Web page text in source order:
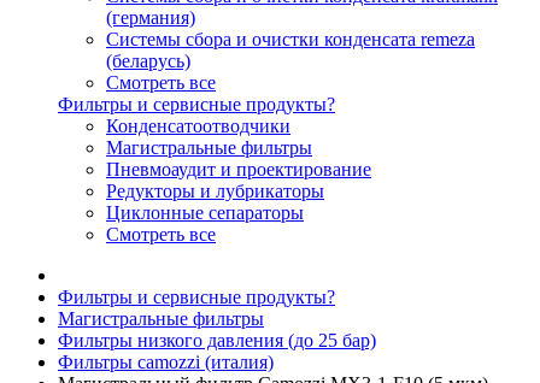
(германия)
Системы сбора и очистки конденсата remeza
(беларусь)
Смотреть все
Фильтры и сервисные продукты?
Конденсатоотводчики
Магистральные фильтры
Пневмоаудит и проектирование
Редукторы и лубрикаторы
Циклонные сепараторы
Смотреть все
Фильтры и сервисные продукты?
Магистральные фильтры
Фильтры низкого давления (до 25 бар)
Фильтры camozzi (италия)